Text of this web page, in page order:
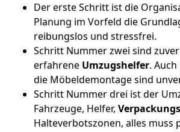
Der erste Schritt ist die
Planung im Vorfeld die
reibungslos und stressfrei.
Schritt Nummer zwei sind
erfahrene Umzugshelfer.
die Möbeldemontage sind
Schritt Nummer drei ist der
Fahrzeuge, Helfer,
Halteverbotszonen, alles muss